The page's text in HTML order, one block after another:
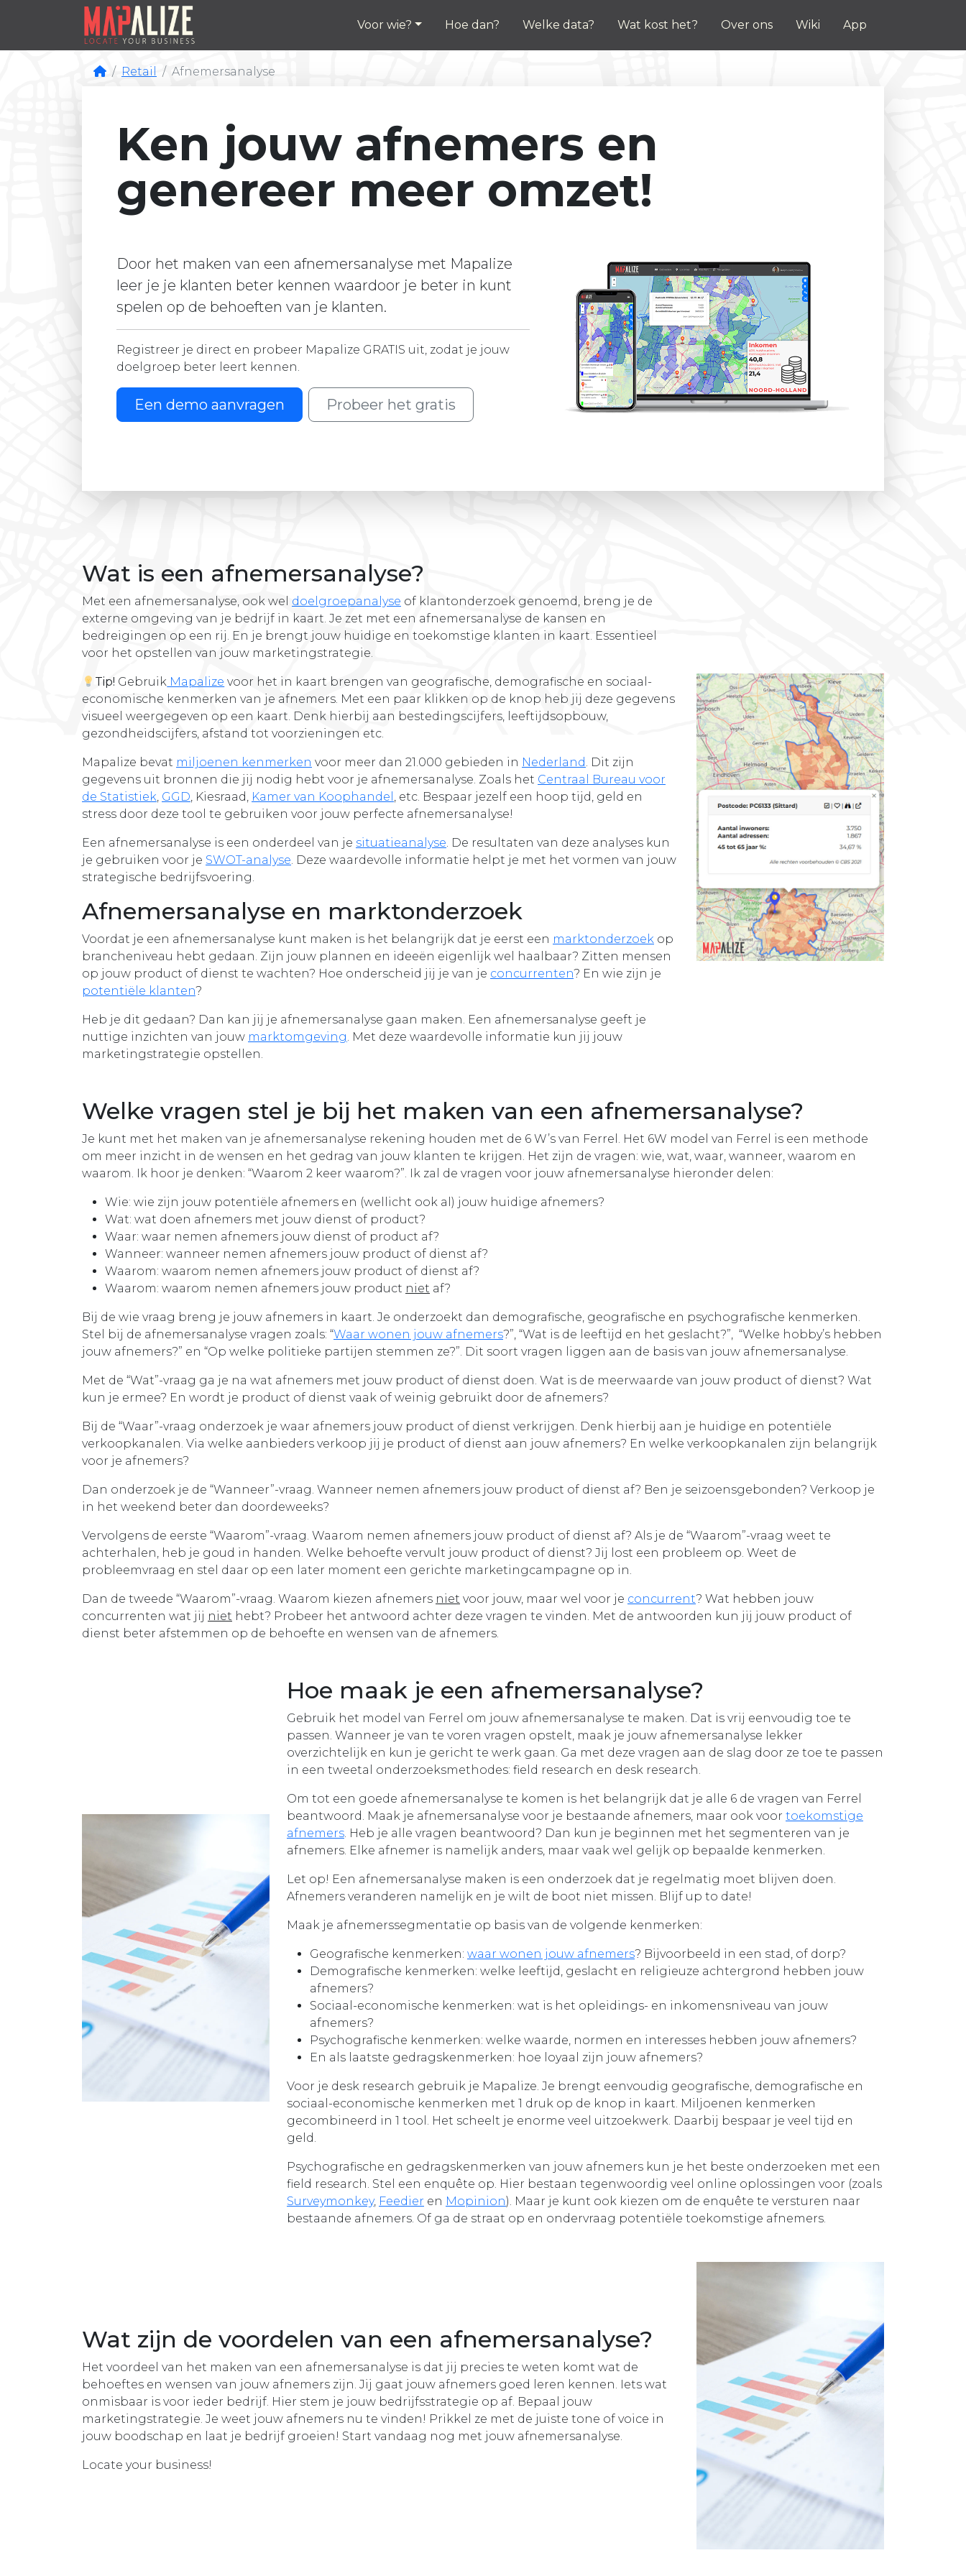
Voor wie? Hoe dan? Welke data? Wat kost het? Over ons Wiki App
Retail Afnemersanalyse
Ken jouw afnemers en
genereer meer omzet!
Door het maken van een afnemersanalyse met Mapalize
leer je je klanten beter kennen waardoor je beter in kunt
spelen op de behoeften van je klanten.
Registreer je direct en probeer Mapalize GRATIS uit, zodat je jouw
doelgroep beter leert kennen.
Een demo aanvragen Probeer het gratis
Wat is een afnemersanalyse?
Met een afnemersanalyse, ook wel doelgroepanalyse of klantonderzoek genoemd, breng je de
externe omgeving van je bedrijf in kaart. Je zet met een afnemersanalyse de kansen en
bedreigingen op een rij. En je brengt jouw huidige en toekomstige klanten in kaart. Essentieel
voor het opstellen van jouw marketingstrategie.
Tip! Gebruik Mapalize voor het in kaart brengen van geografische, demografische en sociaal-
economische kenmerken van je afnemers. Met een paar klikken op de knop heb jij deze gegevens
visueel weergegeven op een kaart. Denk hierbij aan bestedingscijfers, leeftijdsopbouw,
gezondheidscijfers, afstand tot voorzieningen etc.
Mapalize bevat miljoenen kenmerken voor meer dan 21.000 gebieden in Nederland. Dit zijn
gegevens uit bronnen die jij nodig hebt voor je afnemersanalyse. Zoals het Centraal Bureau voor
de Statistiek, GGD, Kiesraad, Kamer van Koophandel , etc. Bespaar jezelf een hoop tijd, geld en
stress door deze tool te gebruiken voor jouw perfecte afnemersanalyse!
Een afnemersanalyse is een onderdeel van je situatieanalyse. De resultaten van deze analyses kun
je gebruiken voor je SWOT-analyse. Deze waardevolle informatie helpt je met het vormen van jouw
strategische bedrijfsvoering.
Afnemersanalyse en marktonderzoek
Voordat je een afnemersanalyse kunt maken is het belangrijk dat je eerst een marktonderzoek op
brancheniveau hebt gedaan. Zijn jouw plannen en ideeën eigenlijk wel haalbaar? Zitten mensen
op jouw product of dienst te wachten? Hoe onderscheid jij je van je concurrenten? En wie zijn je
potentiële klanten?
Heb je dit gedaan? Dan kan jij je afnemersanalyse gaan maken. Een afnemersanalyse geeft je
nuttige inzichten van jouw marktomgeving. Met deze waardevolle informatie kun jij jouw
marketingstrategie opstellen.
Welke vragen stel je bij het maken van een afnemersanalyse?
Je kunt met het maken van je afnemersanalyse rekening houden met de 6 W’s van Ferrel. Het 6W model van Ferrel is een methode
om meer inzicht in de wensen en het gedrag van jouw klanten te krijgen. Het zijn de vragen: wie, wat, waar, wanneer, waarom en
waarom. Ik hoor je denken: “Waarom 2 keer waarom?”. Ik zal de vragen voor jouw afnemersanalyse hieronder delen:
Wie: wie zijn jouw potentiële afnemers en (wellicht ook al) jouw huidige afnemers?
Wat: wat doen afnemers met jouw dienst of product?
Waar: waar nemen afnemers jouw dienst of product af?
Wanneer: wanneer nemen afnemers jouw product of dienst af?
Waarom: waarom nemen afnemers jouw product of dienst af?
Waarom: waarom nemen afnemers jouw product niet af?
Bij de wie vraag breng je jouw afnemers in kaart. Je onderzoekt dan demografische, geografische en psychografische kenmerken.
Stel bij de afnemersanalyse vragen zoals: “Waar wonen jouw afnemers?”, “Wat is de leeftijd en het geslacht?”, “Welke hobby’s hebben
jouw afnemers?” en “Op welke politieke partijen stemmen ze?”. Dit soort vragen liggen aan de basis van jouw afnemersanalyse.
Met de “Wat”-vraag ga je na wat afnemers met jouw product of dienst doen. Wat is de meerwaarde van jouw product of dienst? Wat
kun je ermee? En wordt je product of dienst vaak of weinig gebruikt door de afnemers?
Bij de “Waar”-vraag onderzoek je waar afnemers jouw product of dienst verkrijgen. Denk hierbij aan je huidige en potentiële
verkoopkanalen. Via welke aanbieders verkoop jij je product of dienst aan jouw afnemers? En welke verkoopkanalen zijn belangrijk
voor je afnemers?
Dan onderzoek je de “Wanneer”-vraag. Wanneer nemen afnemers jouw product of dienst af? Ben je seizoensgebonden? Verkoop je
in het weekend beter dan doordeweeks?
Vervolgens de eerste “Waarom”-vraag. Waarom nemen afnemers jouw product of dienst af? Als je de “Waarom”-vraag weet te
achterhalen, heb je goud in handen. Welke behoefte vervult jouw product of dienst? Jij lost een probleem op. Weet de
probleemvraag en stel daar op een later moment een gerichte marketingcampagne op in.
Dan de tweede “Waarom”-vraag. Waarom kiezen afnemers niet voor jouw, maar wel voor je concurrent? Wat hebben jouw
concurrenten wat jij niet hebt? Probeer het antwoord achter deze vragen te vinden. Met de antwoorden kun jij jouw product of
dienst beter afstemmen op de behoefte en wensen van de afnemers.
Hoe maak je een afnemersanalyse?
Gebruik het model van Ferrel om jouw afnemersanalyse te maken. Dat is vrij eenvoudig toe te
passen. Wanneer je van te voren vragen opstelt, maak je jouw afnemersanalyse lekker
overzichtelijk en kun je gericht te werk gaan. Ga met deze vragen aan de slag door ze toe te passen
in een tweetal onderzoeksmethodes: field research en desk research.
Om tot een goede afnemersanalyse te komen is het belangrijk dat je alle 6 de vragen van Ferrel
beantwoord. Maak je afnemersanalyse voor je bestaande afnemers, maar ook voor toekomstige
afnemers. Heb je alle vragen beantwoord? Dan kun je beginnen met het segmenteren van je
afnemers. Elke afnemer is namelijk anders, maar vaak wel gelijk op bepaalde kenmerken.
Let op! Een afnemersanalyse maken is een onderzoek dat je regelmatig moet blijven doen.
Afnemers veranderen namelijk en je wilt de boot niet missen. Blijf up to date!
Maak je afnemerssegmentatie op basis van de volgende kenmerken:
Geografische kenmerken: waar wonen jouw afnemers? Bijvoorbeeld in een stad, of dorp?
Demografische kenmerken: welke leeftijd, geslacht en religieuze achtergrond hebben jouw
afnemers?
Sociaal-economische kenmerken: wat is het opleidings- en inkomensniveau van jouw
afnemers?
Psychografische kenmerken: welke waarde, normen en interesses hebben jouw afnemers?
En als laatste gedragskenmerken: hoe loyaal zijn jouw afnemers?
Voor je desk research gebruik je Mapalize. Je brengt eenvoudig geografische, demografische en
sociaal-economische kenmerken met 1 druk op de knop in kaart. Miljoenen kenmerken
gecombineerd in 1 tool. Het scheelt je enorme veel uitzoekwerk. Daarbij bespaar je veel tijd en
geld.
Psychografische en gedragskenmerken van jouw afnemers kun je het beste onderzoeken met een
field research. Stel een enquête op. Hier bestaan tegenwoordig veel online oplossingen voor (zoals
Surveymonkey, Feedier en Mopinion). Maar je kunt ook kiezen om de enquête te versturen naar
bestaande afnemers. Of ga de straat op en ondervraag potentiële toekomstige afnemers.
Wat zijn de voordelen van een afnemersanalyse?
Het voordeel van het maken van een afnemersanalyse is dat jij precies te weten komt wat de
behoeftes en wensen van jouw afnemers zijn. Jij gaat jouw afnemers goed leren kennen. Iets wat
onmisbaar is voor ieder bedrijf. Hier stem je jouw bedrijfsstrategie op af. Bepaal jouw
marketingstrategie. Je weet jouw afnemers nu te vinden! Prikkel ze met de juiste tone of voice in
jouw boodschap en laat je bedrijf groeien! Start vandaag nog met jouw afnemersanalyse.
Locate your business!